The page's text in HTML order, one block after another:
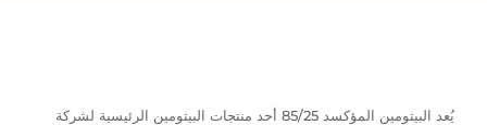
يُعد البيتومين المؤكسد 85/25 أحد منتجات البيتومين الرئيسية لشركة